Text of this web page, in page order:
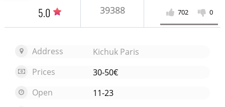
5.0 39388 702 0
Address
Kichuk Paris
Prices
30-50€
Open
11-23